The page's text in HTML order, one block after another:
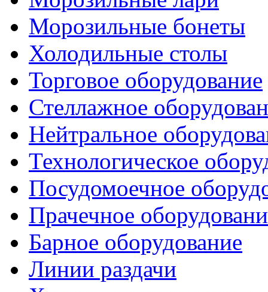
Морозильные бонеты
Холодильные столы
Торговое оборудование
Стеллажное
Нейтральное
Технологическое
Посудомоечное
Прачечное
Барное оборудование
Линии раздачи